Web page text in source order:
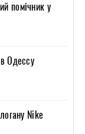
помічник у
Одессу
Nike